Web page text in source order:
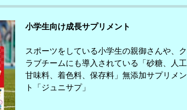
小学生向け成長サプリメント
スポーツをしている小学生の親御さんや、ク
ラブチームにも導入されている「砂糖、人工
甘味料、着色料、保存料」無添加サプリメン
ト「ジュニサプ」